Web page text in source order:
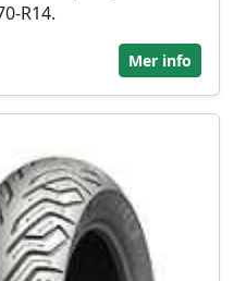
R14.
Mer info